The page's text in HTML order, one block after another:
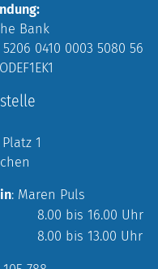
Bank
5206 0410 0003 5080 56
1
: Maren Puls
8.00 bis 16.00 Uhr
8.00 bis 13.00 Uhr